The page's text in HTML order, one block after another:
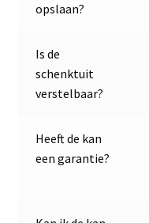
opslaan?
Is de
schenktuit
verstelbaar?
Heeft de kan
een garantie?